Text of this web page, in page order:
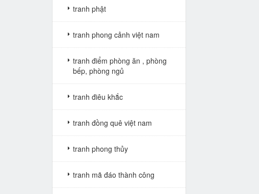
tranh phật
tranh phong cảnh việt nam
tranh điểm phòng ăn , phòng
bếp, phòng ngủ
tranh điêu khắc
tranh đồng quê việt nam
tranh phong thủy
tranh mã đáo thành công